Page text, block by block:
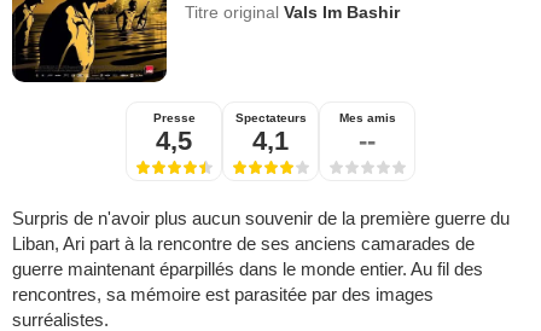
Titre originalVals Im Bashir
Presse
4,5
Spectateurs
4,1
Mes amis
--
Surpris de n'avoir plus aucun souvenir de la première guerre du
Liban, Ari part à la rencontre de ses anciens camarades de
guerre maintenant éparpillés dans le monde entier. Au fil des
rencontres, sa mémoire est parasitée par des images
surréalistes.